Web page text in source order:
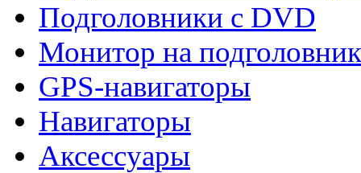
Подголовники с DVD
Монитор на подголовник
GPS-навигаторы
Навигаторы
Аксессуары